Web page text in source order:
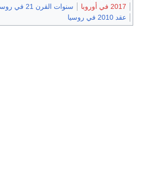
2017 في أوروبا
سنوات القرن 21 في روسيا
عقد 2010 في روسيا